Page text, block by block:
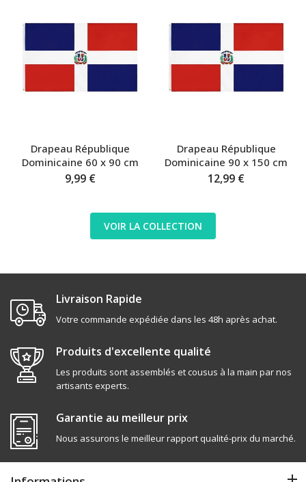
Drapeau République
Dominicaine 60 x 90 cm
9,99 €
Drapeau République
Dominicaine 90 x 150 cm
12,99 €
VOIR LA COLLECTION
Livraison Rapide
Votre commande expédiée dans les 48h après achat.
Produits d'excellente qualité
Les produits sont assemblés et cousus à la main par nos
artisants experts.
Garantie au meilleur prix
Nous assurons le meilleur rapport qualité-prix du marché.